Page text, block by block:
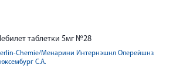
таблетки 5мг №28
Chemie/Менарини Интернэшнл Оперейшнз
С.А.